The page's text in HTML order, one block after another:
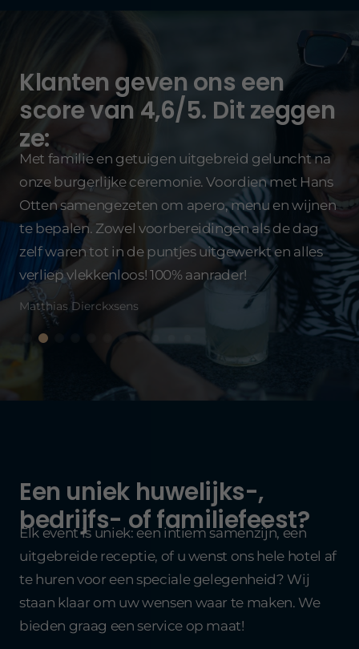
Klanten geven ons een
score van 4,6/5. Dit zeggen
ze:
Met familie en getuigen uitgebreid geluncht na
onze burgerlijke ceremonie. Voordien met Hans
Otten samengezeten om apero, menu en wijnen
te bepalen. Zowel voorbereidingen als de dag
zelf waren tot in de puntjes uitgewerkt en alles
verliep vlekkenloos! 100% aanrader!
Matthias Dierckxsens
Een uniek huwelijks-,
bedrijfs- of familiefeest?
Elk event is uniek: een intiem samenzijn, een
uitgebreide receptie, of u wenst ons hele hotel af
te huren voor een speciale gelegenheid? Wij
staan klaar om uw wensen waar te maken. We
bieden graag een service op maat!